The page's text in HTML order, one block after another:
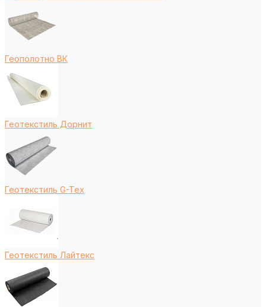
Геополотно ВК
Геотекстиль Дорнит
Геотекстиль G-Tex
Геотекстиль Лайтекс